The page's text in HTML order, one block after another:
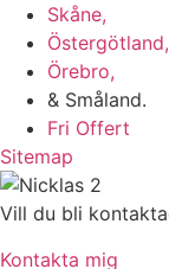
Skåne,
Östergötland,
Örebro,
& Småland.
Fri Offert
Sitemap
Vill du bli
Kontakta mig